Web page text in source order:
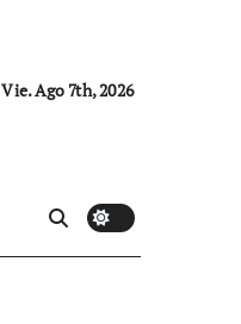
Vie. Ago 7th, 2026